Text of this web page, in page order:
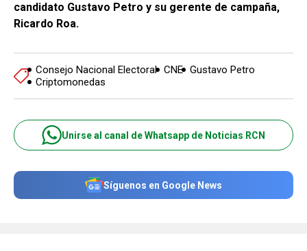
candidato Gustavo Petro y su gerente de campaña,
Ricardo Roa.
Consejo Nacional Electoral CNE Gustavo Petro
Criptomonedas
Unirse al canal de Whatsapp de Noticias RCN
Síguenos en Google News